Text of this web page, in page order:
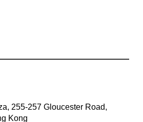
255-257 Gloucester Road,
Kong